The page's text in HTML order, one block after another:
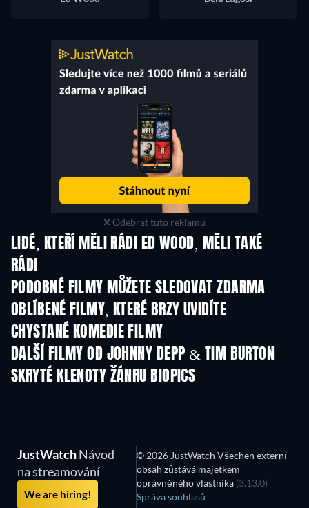
Odebrat tuto reklamu
LIDÉ, KTEŘÍ MĚLI RÁDI ED WOOD, MĚLI TAKÉ
RÁDI
PODOBNÉ FILMY MŮŽETE SLEDOVAT ZDARMA
OBLÍBENÉ FILMY, KTERÉ BRZY UVIDÍTE
CHYSTANÉ KOMEDIE FILMY
DALŠÍ FILMY OD JOHNNY DEPP & TIM BURTON
SKRYTÉ KLENOTY ŽÁNRU BIOPICS
JustWatchNávod
na streamování
We are hiring!
© 2026 JustWatch Všechen externí
obsah zůstává majetkem
oprávněného vlastníka (3.13.0)
Správa souhlasů